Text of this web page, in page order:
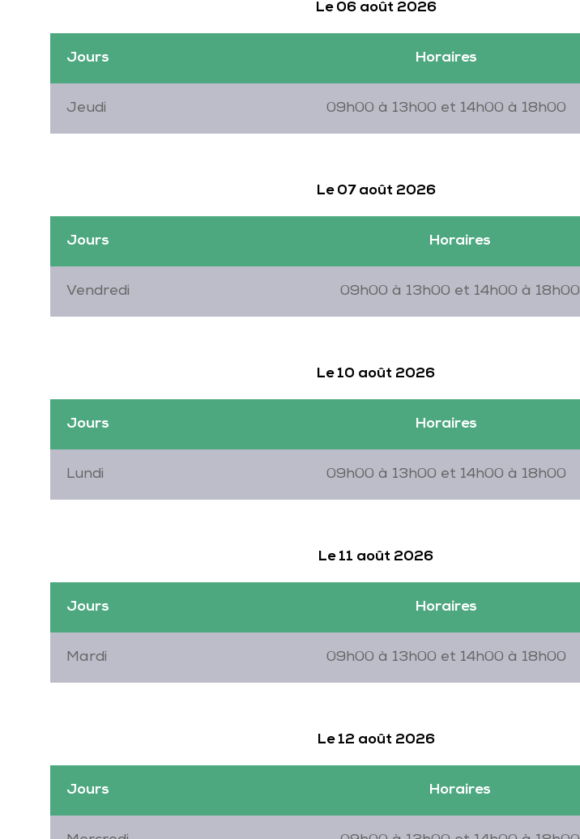
Le 06 août 2026
Jours Horaires
Jeudi 09h00 à 13h00 et 14h00 à 18h00
Le 07 août 2026
Jours Horaires
Vendredi 09h00 à 13h00 et 14h00 à 18h00
Le 10 août 2026
Jours Horaires
Lundi 09h00 à 13h00 et 14h00 à 18h00
Le 11 août 2026
Jours Horaires
Mardi 09h00 à 13h00 et 14h00 à 18h00
Le 12 août 2026
Jours Horaires